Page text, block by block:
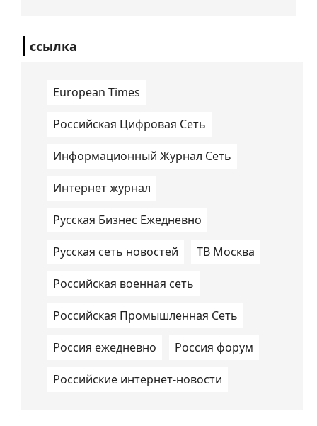
ссылка
European Times
Российская Цифровая Сеть
Информационный Журнал Сеть
Интернет журнал
Русская Бизнес Ежедневно
Русская сеть новостей ТВ Москва
Российская военная сеть
Российская Промышленная Сеть
Россия ежедневно Россия форум
Российские интернет-новости